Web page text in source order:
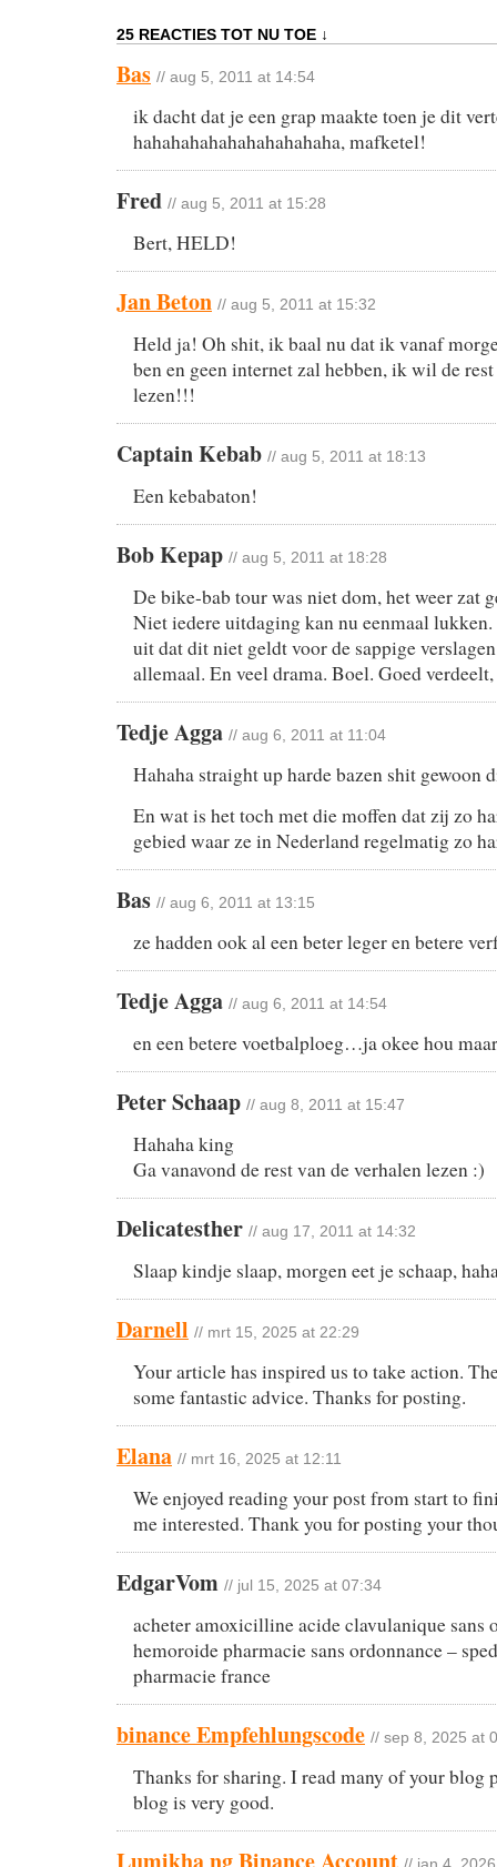
25 REACTIES TOT NU TOE ↓
Bas // aug 5, 2011 at 14:54
ik dacht dat je een grap maakte toen je dit
hahahahahahahahahahaha, mafketel!
Fred // aug 5, 2011 at 15:28
Bert, HELD!
Jan Beton // aug 5, 2011 at 15:32
Held ja! Oh shit, ik baal nu dat ik vanaf
ben en geen internet zal hebben, ik wil de
lezen!!!
Captain Kebab // aug 5, 2011 at 18:13
Een kebabaton!
Bob Kepap // aug 5, 2011 at 18:28
De bike-bab tour was niet dom, het weer zat
Niet iedere uitdaging kan nu eenmaal
uit dat dit niet geldt voor de sappige
allemaal. En veel drama. Boel. Goed
Tedje Agga // aug 6, 2011 at 11:04
Hahaha straight up harde bazen shit gewoon
En wat is het toch met die moffen dat zij zo
gebied waar ze in Nederland regelmatig zo
Bas // aug 6, 2011 at 13:15
ze hadden ook al een beter leger en betere
Tedje Agga // aug 6, 2011 at 14:54
en een betere voetbalploeg…ja okee hou
Peter Schaap // aug 8, 2011 at 15:47
Hahaha king
Ga vanavond de rest van de verhalen lezen :)
Delicatesther // aug 17, 2011 at 14:32
Slaap kindje slaap, morgen eet je schaap,
Darnell // mrt 15, 2025 at 22:29
Your article has inspired us to take action.
some fantastic advice. Thanks for posting.
Elana // mrt 16, 2025 at 12:11
We enjoyed reading your post from start to
me interested. Thank you for posting your
EdgarVom // jul 15, 2025 at 07:34
acheter amoxicilline acide clavulanique sans
hemoroide pharmacie sans ordonnance –
pharmacie france
binance Empfehlungscode // sep 8, 2025 at
Thanks for sharing. I read many of your blog
blog is very good.
Lumikha ng Binance Account